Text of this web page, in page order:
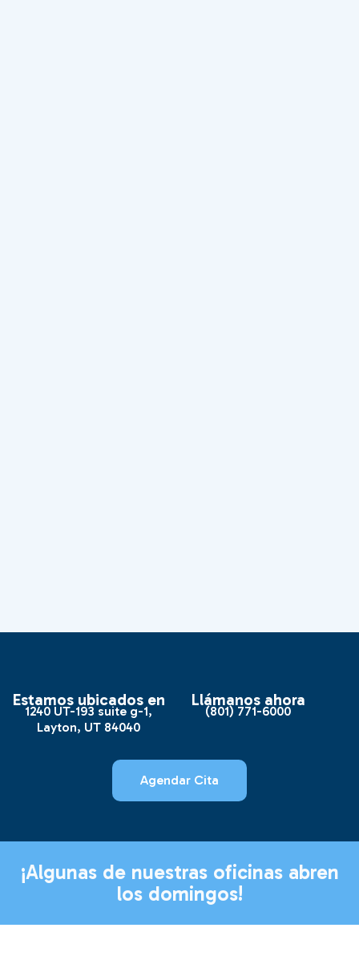
Estamos ubicados en
1240 UT-193 suite g-1,
Layton, UT 84040
Llámanos ahora
(801) 771-6000
Agendar Cita
¡Algunas de nuestras oficinas abren
los domingos!